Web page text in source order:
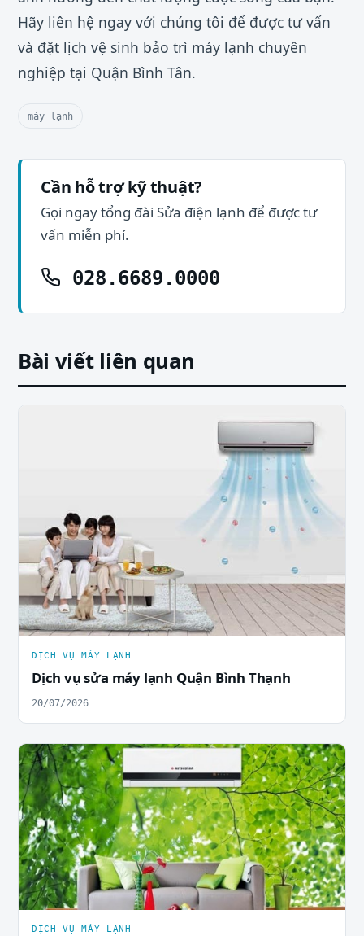
Hãy liên hệ ngay với chúng tôi để được tư vấn
và đặt lịch vệ sinh bảo trì máy lạnh chuyên
nghiệp tại Quận Bình Tân.
máy lạnh
Cần hỗ trợ kỹ thuật?
Gọi ngay tổng đài Sửa điện lạnh để được tư
vấn miễn phí.
028.6689.0000
Bài viết liên quan
DỊCH VỤ MÁY LẠNH
Dịch vụ sửa máy lạnh Quận Bình Thạnh
20/07/2026
DỊCH VỤ MÁY LẠNH